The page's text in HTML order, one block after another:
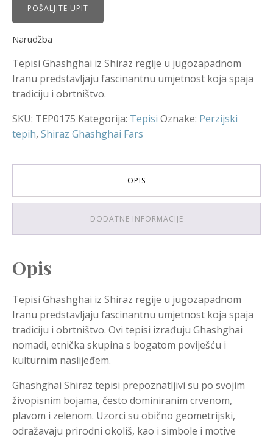
POŠALJITE UPIT
Narudžba
Tepisi Ghashghai iz Shiraz regije u jugozapadnom
Iranu predstavljaju fascinantnu umjetnost koja spaja
tradiciju i obrtništvo.
SKU: TEP0175 Kategorija: Tepisi Oznake: Perzijski
tepih, Shiraz Ghashghai Fars
OPIS
DODATNE INFORMACIJE
Opis
Tepisi Ghashghai iz Shiraz regije u jugozapadnom
Iranu predstavljaju fascinantnu umjetnost koja spaja
tradiciju i obrtništvo. Ovi tepisi izrađuju Ghashghai
nomadi, etnička skupina s bogatom poviješću i
kulturnim naslijeđem.
Ghashghai Shiraz tepisi prepoznatljivi su po svojim
živopisnim bojama, često dominiranim crvenom,
plavom i zelenom. Uzorci su obično geometrijski,
odražavaju prirodni okoliš, kao i simbole i motive